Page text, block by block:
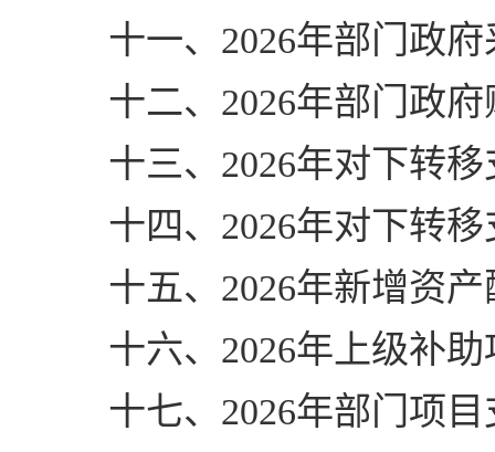
十一、2026年部门政
十二、2026年部门政
十三、2026年对下转
十四、2026年对下转
十五、2026年新增资
十六、2026年上级补
十七、2026年部门项